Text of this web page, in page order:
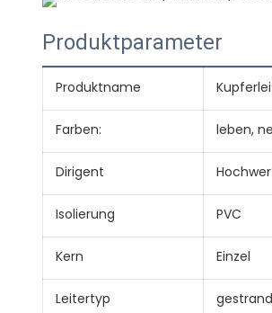
Produktparameter
Produktname
Farben: leben,
Dirigent
Isolierung PVC
Kern Einzel
Leitertyp